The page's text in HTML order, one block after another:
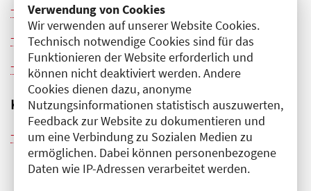
Verwendung von Cookies
Wir verwenden auf unserer Website Cookies.
Technisch notwendige Cookies sind für das
Funktionieren der Website erforderlich und
können nicht deaktiviert werden. Andere
Cookies dienen dazu, anonyme
Nutzungsinformationen statistisch auszuwerten,
Feedback zur Website zu dokumentieren und
um eine Verbindung zu Sozialen Medien zu
ermöglichen. Dabei können personenbezogene
Daten wie IP-Adressen verarbeitet werden.
Charlottenburg/Wilmersdorf
Mitte
Friedrichshain/Lichtenberg/Kreuzberg
Kinder- und Jugendmedizin
Pankow/Lichtenberg